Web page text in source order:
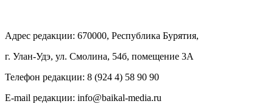
Адрес редакции: 670000, Республика Бурятия,
г. Улан-Удэ, ул. Смолина, 54б, помещение 3А
Телефон редакции: ‎‎8 (924 4) 58 90 90
E-mail редакции: info@baikal-media.ru